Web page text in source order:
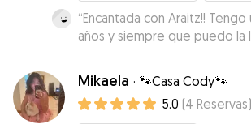
“Encantada con Araitz!! Tengo
años y siempre que puedo la
una más de la familia. Pero
podía venir con nosotros.
con nadie y ha sido la
estarle más agradecida de lo
Mikaela · 🐾Casa Cody🐾
5.0 (4 Reservas)